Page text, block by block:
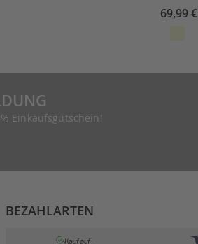
69,99 €
Einkaufsgutschein!
BEZAHLARTEN